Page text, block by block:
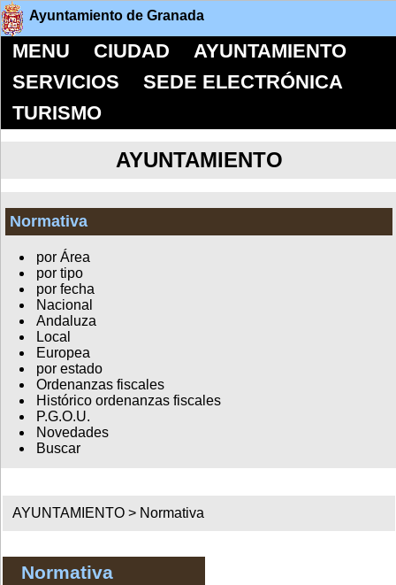
Ayuntamiento de Granada
MENU CIUDAD
AYUNTAMIENTO
SERVICIOS
SEDE ELECTRÓNICA
TURISMO
AYUNTAMIENTO
Normativa
por Área
por tipo
por fecha
Nacional
Andaluza
Local
Europea
por estado
Ordenanzas fiscales
Histórico ordenanzas fiscales
P.G.O.U.
Novedades
Buscar
AYUNTAMIENTO > Normativa
Normativa